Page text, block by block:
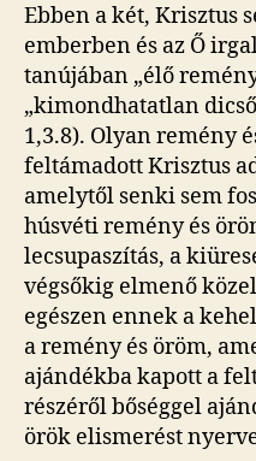
Ebben a két, Krisztus
emberben és az Ő
tanújában „élő
„kimondhatatlan
1,3.8). Olyan remény
feltámadott Krisztus
amelytől senki sem
húsvéti remény és
lecsupaszítás, a
végsőkig elmenő
egészen ennek a
a remény és öröm,
ajándékba kapott a
részéről bőséggel
örök elismerést